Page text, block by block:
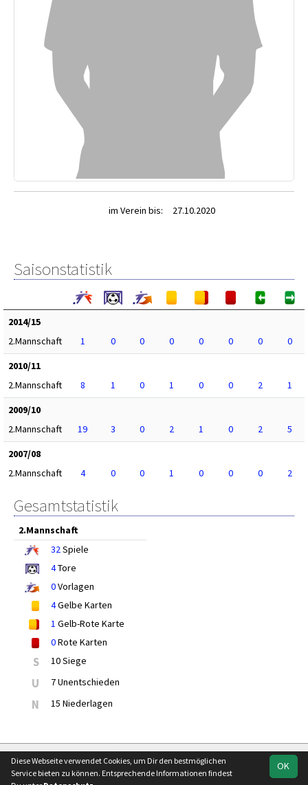
im Verein bis: 27.10.2020
Saisonstatistik
2014/15
2.Mannschaft
1 0 0 0 0 0 0
0
2010/11
2.Mannschaft
8 1 0 1 0 0 2
1
2009/10
2.Mannschaft
19 3 0 2 1 0 2
5
2007/08
2.Mannschaft
4 0 0 1 0 0 0 2
Gesamtstatistik
2.Mannschaft
32Spiele
4Tore
0Vorlagen
4Gelbe Karten
1 Gelb-Rote Karte
0Rote Karten
S 10 Siege
U 7 Unentschieden
N 15 Niederlagen
soccero.de
OK
Diese Webseite verwendet Cookies, um Dir den bestmöglichen
Service bieten zu können. Entsprechende Informationen findest